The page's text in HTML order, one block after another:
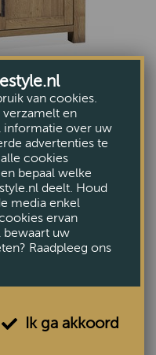
van cookies.
verzamelt en
informatie over uw
advertenties te
cookies
bepaal welke
deelt. Houd
media enkel
ervan
bewaart uw
Raadpleeg ons
Ik ga akkoord